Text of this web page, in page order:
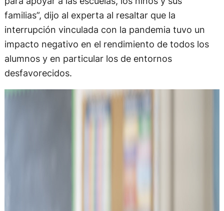
familias”, dijo al experta al resaltar que la
interrupción vinculada con la pandemia tuvo un
impacto negativo en el rendimiento de todos los
alumnos y en particular los de entornos
desfavorecidos.